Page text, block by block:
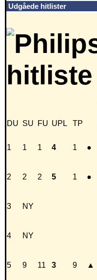
Udgåede hitlister
DU SU FU UPL TP
1 1 1 4 1 ●
2 2 2 5 1 ●
3 NY
4 NY
5 9 11 3 9 ▲